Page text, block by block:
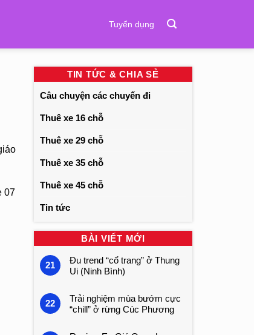
Tuyển dụng
07
TIN TỨC & CHIA SẺ
Câu chuyện các chuyến đi
Thuê xe 16 chỗ
Thuê xe 29 chỗ
Thuê xe 35 chỗ
Thuê xe 45 chỗ
Tin tức
BÀI VIẾT MỚI
21
Đu trend “cổ trang” ở Thung
Ui (Ninh Bình)
22
Trải nghiệm mùa bướm cực
“chill” ở rừng Cúc Phương